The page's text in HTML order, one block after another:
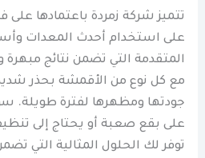
تتميز شركة زمردة باعتمادها
على استخدام أحدث المعدات
المتقدمة التي تضمن نتائج
مع كل نوع من الأقمشة بحذر
جودتها ومظهرها لفترة طويلة.
على بقع صعبة أو يحتاج إلى
توفر لك الحلول المثالية التي